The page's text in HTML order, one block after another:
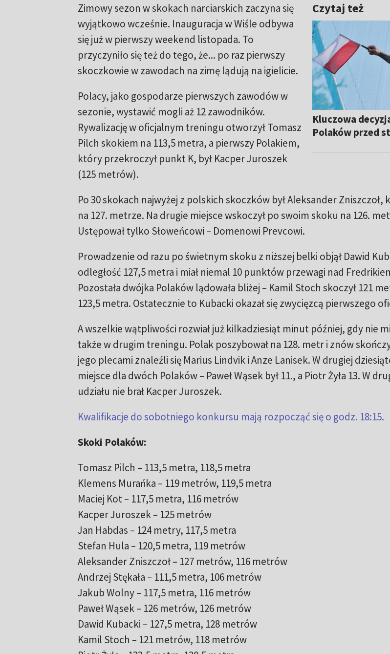
Czytaj też
Kluczowa
Polaków przed
Zimowy sezon w skokach narciarskich zaczyna się
wyjątkowo wcześnie. Inauguracja w Wiśle odbywa
się już w pierwszy weekend listopada. To
przyczyniło się też do tego, że... po raz pierwszy
skoczkowie w zawodach na zimę lądują na igielicie.
Polacy, jako gospodarze pierwszych zawodów w
sezonie, wystawić mogli aż 12 zawodników.
Rywalizację w oficjalnym treningu otworzył Tomasz
Pilch skokiem na 113,5 metra, a pierwszy Polakiem,
który przekroczył punkt K, był Kacper Juroszek
(125 metrów).
Po 30 skokach najwyżej z polskich skoczków był Aleksander Zniszczoł,
na 127. metrze. Na drugie miejsce wskoczył po swoim skoku na 126.
Ustępował tylko Słoweńcowi – Domenowi Prevcowi.
Prowadzenie od razu po świetnym skoku z niższej belki objął Dawid
odległość 127,5 metra i miał niemal 10 punktów przewagi nad
Pozostała dwójka Polaków lądowała bliżej – Kamil Stoch skoczył 121
123,5 metra. Ostatecznie to Kubacki okazał się zwycięzcą pierwszego
A wszelkie wątpliwości rozwiał już kilkadziesiąt minut później, gdy nie
także w drugim treningu. Polak poszybował na 128. metr i znów
jego plecami znaleźli się Marius Lindvik i Anze Lanisek. W drugiej
miejsce dla dwóch Polaków – Paweł Wąsek był 11., a Piotr Żyła 13. W
udziału nie brał Kacper Juroszek.
Kwalifikacje do sobotniego konkursu mają rozpocząć się o godz. 18:15.
Skoki Polaków:
Tomasz Pilch – 113,5 metra, 118,5 metra
Klemens Murańka – 119 metrów, 119,5 metra
Maciej Kot – 117,5 metra, 116 metrów
Kacper Juroszek – 125 metrów
Jan Habdas – 124 metry, 117,5 metra
Stefan Hula – 120,5 metra, 119 metrów
Aleksander Zniszczoł – 127 metrów, 116 metrów
Andrzej Stękała – 111,5 metra, 106 metrów
Jakub Wolny – 117,5 metra, 116 metrów
Paweł Wąsek – 126 metrów, 126 metrów
Dawid Kubacki – 127,5 metra, 128 metrów
Kamil Stoch – 121 metrów, 118 metrów